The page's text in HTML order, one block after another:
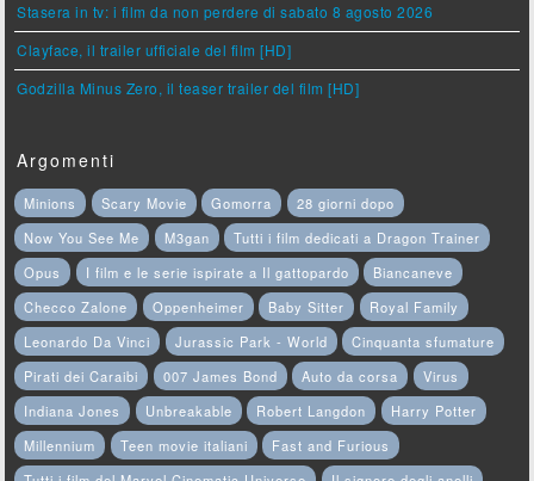
Stasera in tv: i film da non perdere di sabato 8 agosto 2026
Clayface, il trailer ufficiale del film [HD]
Godzilla Minus Zero, il teaser trailer del film [HD]
Argomenti
Minions Scary Movie Gomorra
28 giorni dopo
Now You See Me
M3gan
Tutti i film dedicati a Dragon Trainer
Opus
I film e le serie ispirate a Il gattopardo
Biancaneve
Checco Zalone
Oppenheimer Baby Sitter
Royal Family
Leonardo Da Vinci
Jurassic Park - World
Cinquanta sfumature
Pirati dei Caraibi
007 James Bond Auto da corsa
Virus
Indiana Jones
Unbreakable Robert Langdon
Harry Potter
Millennium
Teen movie italiani
Fast and Furious